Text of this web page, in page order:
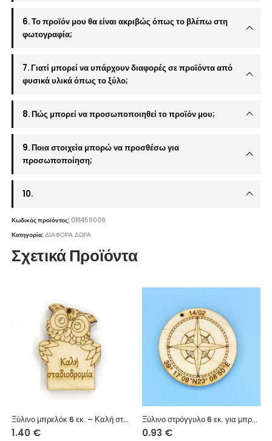
6. Το προϊόν μου θα είναι ακριβώς όπως το βλέπω στη
φωτογραφία;
7. Γιατί μπορεί να υπάρχουν διαφορές σε προϊόντα από
φυσικά υλικά όπως το ξύλο;
8. Πώς μπορεί να προσωποποιηθεί το προϊόν μου;
9. Ποια στοιχεία μπορώ να προσθέσω για
προσωποποίηση;
10.
Κωδικός προϊόντος: 0111459006
Κατηγορία:ΔΙΑΦΟΡΑ ΔΩΡΑ
Σχετικά Προϊόντα
Ξύλινο μπρελόκ 6 εκ. – Καλή σταδιοδρομία
1.40 €
Ξύλινο στρόγγυλο 6 εκ. για μπρελόκ (πυξίδα)
0.93 €